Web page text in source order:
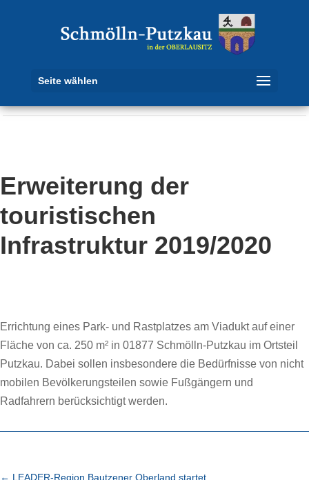
Seite wählen
Erweiterung der
touristischen
Infrastruktur 2019/2020
Errichtung eines Park- und Rastplatzes am Viadukt auf einer
Fläche von ca. 250 m² in 01877 Schmölln-Putzkau im Ortsteil
Putzkau. Dabei sollen insbesondere die Bedürfnisse von nicht
mobilen Bevölkerungsteilen sowie Fußgängern und
Radfahrern berücksichtigt werden.
← LEADER-Region Bautzener Oberland startet